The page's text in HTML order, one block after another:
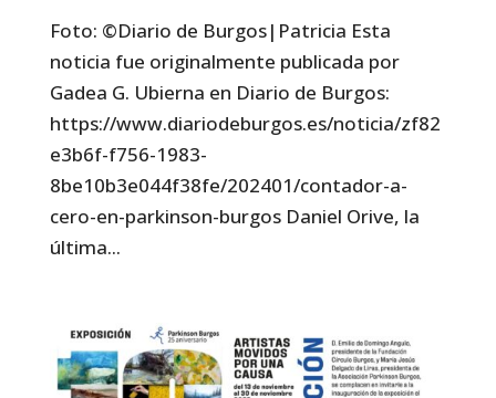
Foto: ©Diario de Burgos|Patricia Esta
noticia fue originalmente publicada por
Gadea G. Ubierna en Diario de Burgos:
https://www.diariodeburgos.es/noticia/zf82
e3b6f-f756-1983-
8be10b3e044f38fe/202401/contador-a-
cero-en-parkinson-burgos Daniel Orive, la
última...